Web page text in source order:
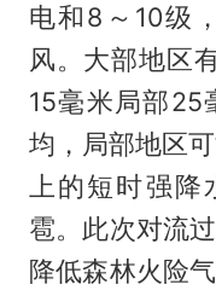
电和8～10级
风。大部地区
15毫米局部25
均，局部地区
上的短时强降
雹。此次对流
降低森林火险